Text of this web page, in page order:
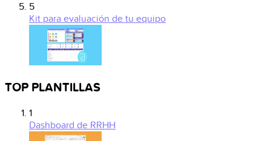
5
Kit para evaluación de tu equipo
TOP PLANTILLAS
1
Dashboard de RRHH